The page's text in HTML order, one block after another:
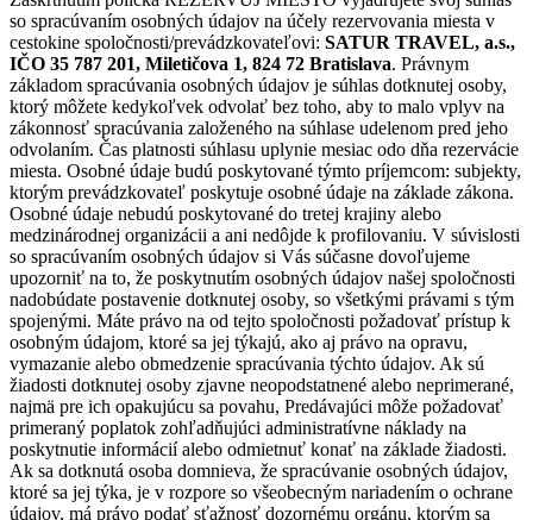
so spracúvaním osobných údajov na účely rezervovania miesta v
cestokine spoločnosti/prevádzkovateľovi: SATUR TRAVEL, a.s.,
IČO 35 787 201, Miletičova 1, 824 72 Bratislava. Právnym
základom spracúvania osobných údajov je súhlas dotknutej osoby,
ktorý môžete kedykoľvek odvolať bez toho, aby to malo vplyv na
zákonnosť spracúvania založeného na súhlase udelenom pred jeho
odvolaním. Čas platnosti súhlasu uplynie mesiac odo dňa rezervácie
miesta. Osobné údaje budú poskytované týmto príjemcom: subjekty,
ktorým prevádzkovateľ poskytuje osobné údaje na základe zákona.
Osobné údaje nebudú poskytované do tretej krajiny alebo
medzinárodnej organizácii a ani nedôjde k profilovaniu. V súvislosti
so spracúvaním osobných údajov si Vás súčasne dovoľujeme
upozorniť na to, že poskytnutím osobných údajov našej spoločnosti
nadobúdate postavenie dotknutej osoby, so všetkými právami s tým
spojenými. Máte právo na od tejto spoločnosti požadovať prístup k
osobným údajom, ktoré sa jej týkajú, ako aj právo na opravu,
vymazanie alebo obmedzenie spracúvania týchto údajov. Ak sú
žiadosti dotknutej osoby zjavne neopodstatnené alebo neprimerané,
najmä pre ich opakujúcu sa povahu, Predávajúci môže požadovať
primeraný poplatok zohľadňujúci administratívne náklady na
poskytnutie informácií alebo odmietnuť konať na základe žiadosti.
Ak sa dotknutá osoba domnieva, že spracúvanie osobných údajov,
ktoré sa jej týka, je v rozpore so všeobecným nariadením o ochrane
údajov, má právo podať sťažnosť dozornému orgánu, ktorým sa